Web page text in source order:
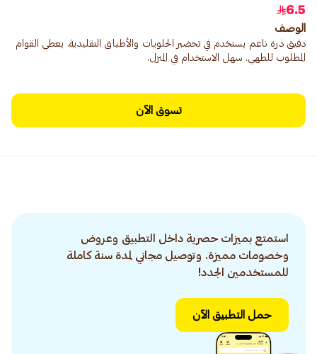
6.5
الوصف
دقيق ذرة ناعم يستخدم في تحضير الحلويات والأطباق التقليدية. يعطي القوام
المطلوب للطهي. سهل الاستخدام في المنزل.
تسوق الآن
استمتع بميزات حصرية داخل التطبيق وعروض
وخصومات مميزة. وتوصيل مجاني لمدة سنة كاملة
للمستخدمين الجدد!
حمل التطبيق الآن